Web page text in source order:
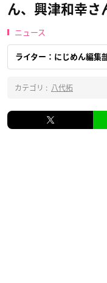
ん、興津和幸さ
ニュース
ライター：にじめん編集
カテゴリ : 八代拓